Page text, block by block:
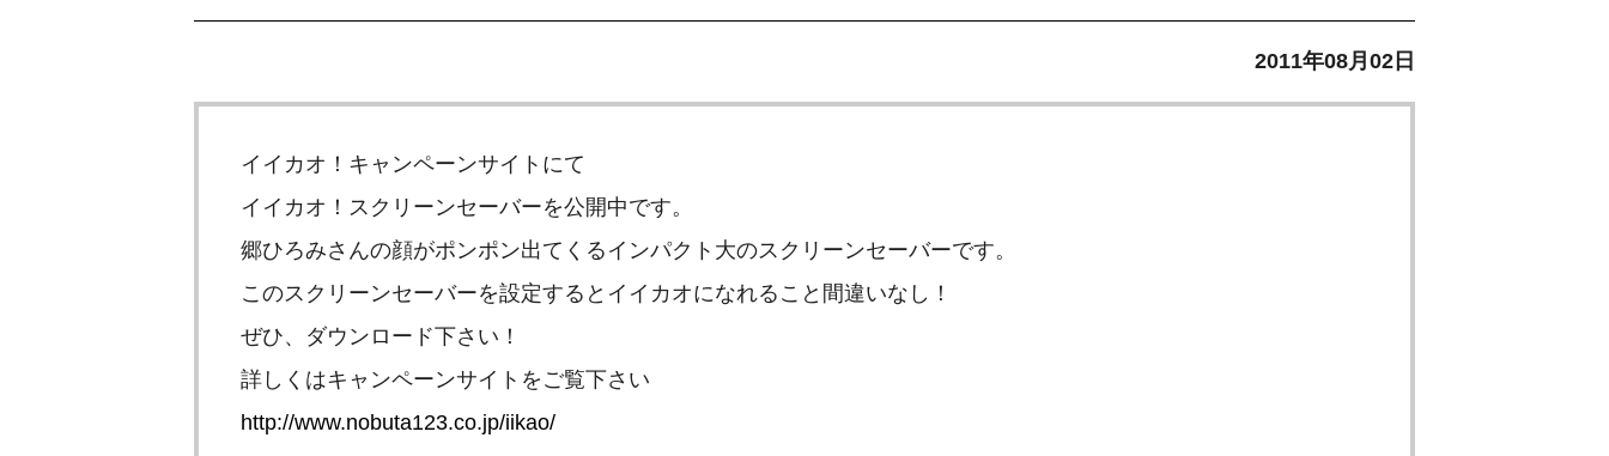
2011年08月02日
イイカオ！キャンペーンサイトにて
イイカオ！スクリーンセーバーを公開中です。
郷ひろみさんの顔がポンポン出てくるインパクト大のスクリーンセーバーです。
このスクリーンセーバーを設定するとイイカオになれること間違いなし！
ぜひ、ダウンロード下さい！
詳しくはキャンペーンサイトをご覧下さい
http://www.nobuta123.co.jp/iikao/